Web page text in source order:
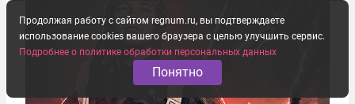
Продолжая работу с сайтом regnum.ru, вы подтверждаете
использование cookies вашего браузера с целью улучшить сервис.
Подробнее о политике обработки персональных данных
Понятно